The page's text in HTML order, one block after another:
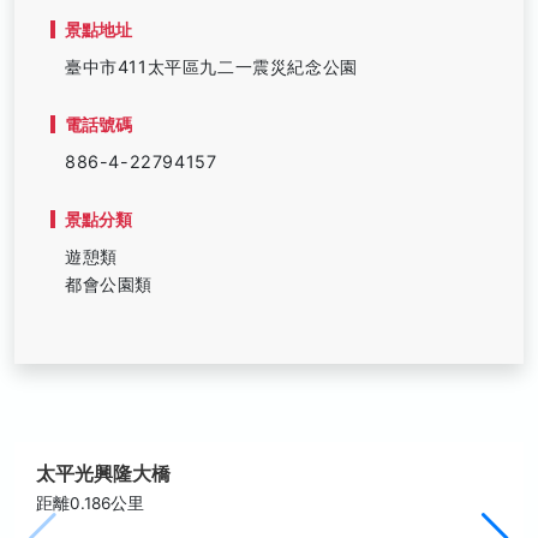
景點地址
臺中市411太平區九二一震災紀念公園
電話號碼
886-4-22794157
景點分類
遊憩類
都會公園類
太平光興隆大橋
距離0.186公里